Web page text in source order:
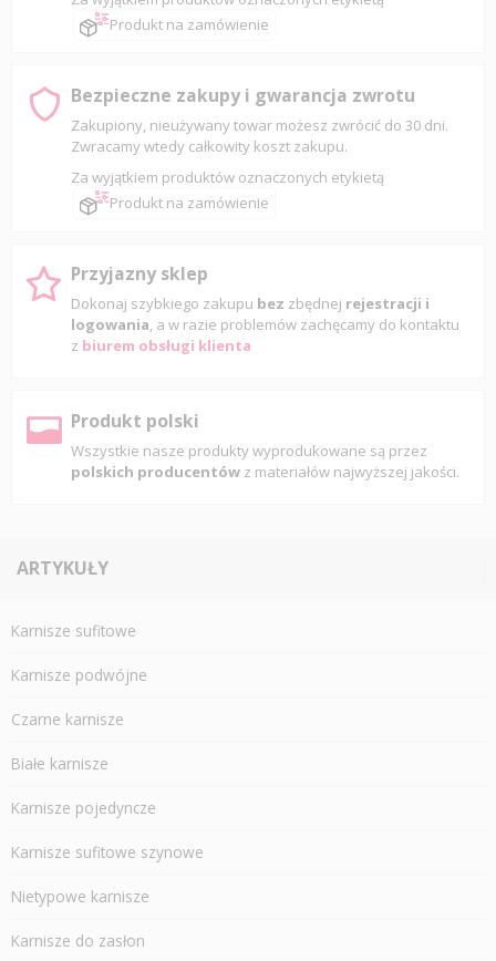
Produkt na zamówienie
Bezpieczne zakupy i gwarancja zwrotu
Zakupiony, nieużywany towar możesz zwrócić do 30 dni.
Zwracamy wtedy całkowity koszt zakupu.
Za wyjątkiem produktów oznaczonych etykietą
Produkt na zamówienie
Przyjazny sklep
Dokonaj szybkiego zakupu bez zbędnej rejestracji i
logowania, a w razie problemów zachęcamy do kontaktu
z biurem obsługi klienta
Produkt polski
Wszystkie nasze produkty wyprodukowane są przez
polskich producentów z materiałów najwyższej jakości.
ARTYKUŁY
Karnisze sufitowe
Karnisze podwójne
Czarne karnisze
Białe karnisze
Karnisze pojedyncze
Karnisze sufitowe szynowe
Nietypowe karnisze
Karnisze do zasłon